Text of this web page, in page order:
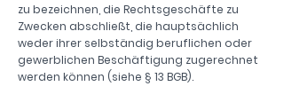
zu bezeichnen, die Rechtsgeschäfte zu
Zwecken abschließt, die hauptsächlich
weder ihrer selbständig beruflichen oder
gewerblichen Beschäftigung zugerechnet
werden können (siehe § 13 BGB).